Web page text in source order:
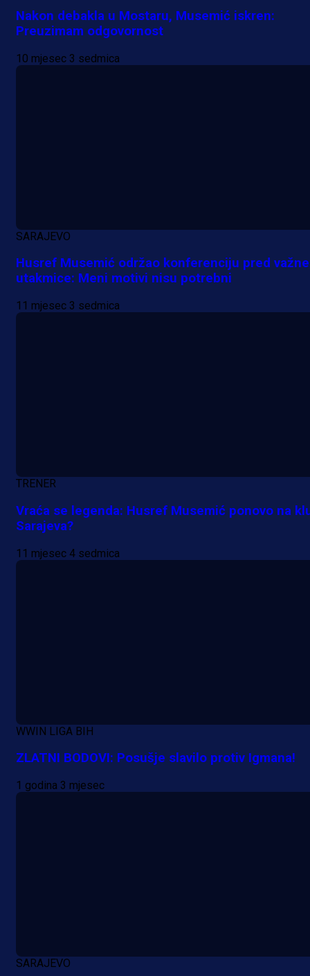
A Selekcija
Da li je selektor zadovoljan: Evo
je Barbarez rekao o transferu
Alajbegovića u Juventus!
Nakon debakla u Mostaru, Musemić iskren:
Preuzimam odgovornost
10 mjesec 3 sedmica
SARAJEVO
Husref Musemić održao konferenciju pred važne
utakmice: Meni motivi nisu potrebni
11 mjesec 3 sedmica
TRENER
Vraća se legenda: Husref Musemić ponovo na
Sarajeva?
11 mjesec 4 sedmica
WWIN LIGA BIH
ZLATNI BODOVI: Posušje slavilo protiv Igmana!
1 godina 3 mjesec
SARAJEVO